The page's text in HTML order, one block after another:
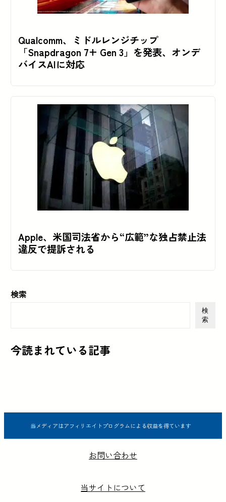
Qualcomm、ミドルレンジチップ
「Snapdragon 7+ Gen 3」を発表、オンデ
バイスAIに対応
Apple、米国司法省から“広範”な独占禁止法
違反で提訴される
検索
検
索
今読まれている記事
当メディアはアフィリエイトプログラムによる収益を得ています
お問い合わせ
当サイトについて